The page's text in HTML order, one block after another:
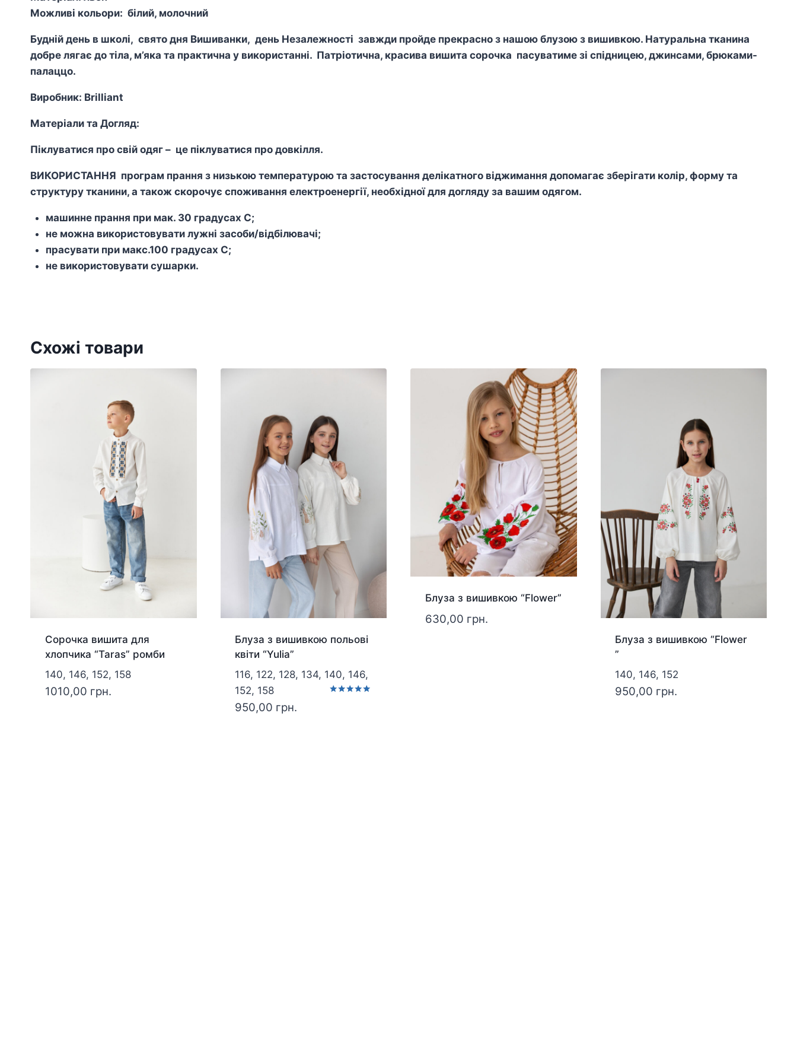
Можливі кольори: білий, молочний
Будній день в школі, свято дня Вишиванки, день Незалежності завжди пройде прекрасно з нашою блузою з вишивкою. Натуральна тканина
добре лягає до тіла, м’яка та практична у використанні. Патріотична, красива вишита сорочка пасуватиме зі спідницею, джинсами, брюками-
палаццо.
Виробник: Brilliant
Матеріали та Догляд:
Піклуватися про свій одяг – це піклуватися про довкілля.
ВИКОРИСТАННЯ програм прання з низькою температурою та застосування делікатного віджимання допомагає зберігати колір, форму та
структуру тканини, а також скорочує споживання електроенергії, необхідної для догляду за вашим одягом.
машинне прання при мак. 30 градусах С;
не можна використовувати лужні засоби/відбілювачі;
прасувати при макс.100 градусах С;
не використовувати сушарки.
Схожі товари
Сорочка вишита для
хлопчика “Taras” ромби
140, 146, 152, 158
1010,00 грн.
Блуза з вишивкою польові
квіти “Yulia”
116, 122, 128, 134, 140, 146,
152, 158
950,00 грн.
Блуза з вишивкою “Flower”
630,00 грн.
Блуза з вишивкою “Flower
”
140, 146, 152
950,00 грн.